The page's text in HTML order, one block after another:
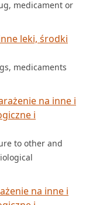
medicament or
leki, środki
medicaments
na inne i
i
to other and
na inne i